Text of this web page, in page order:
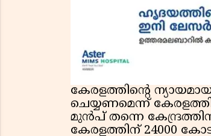
കേരളത്തിൻ്റെ
ചെയ്യണമെന്ന്
മുൻപ് തന്നെ
കേരളത്തിന് 24000